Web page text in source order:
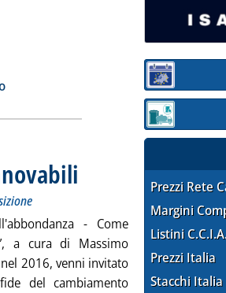
. Sottotitolo: Italia ed Europa non
. Pubblicata venerdì 29 marzo 2024
- Come
a cura di Massimo
2016, venni invitato
del cambiamento
Sezione:
Sezione:
Prezzi Rete
Margini
Listini
Prezzi Italia
Stacchi Italia